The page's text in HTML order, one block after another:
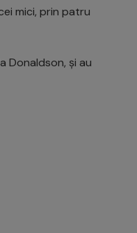
mici, prin patru
Donaldson, și au